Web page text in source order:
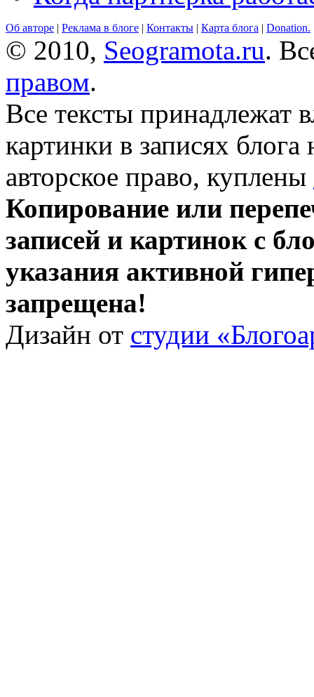
Об авторе | Реклама в блоге | Контакты | Карта блога | Donation.
© 2010, Seogramota.ru.
правом.
Все тексты принадлежат
картинки в записях
авторское право, куплены
Копирование или
записей и картинок с
указания активной
запрещена!
Дизайн от студии